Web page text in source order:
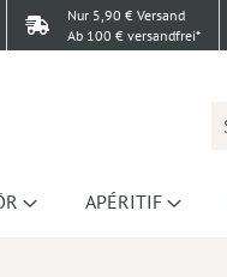
Nur 5,90 € Versand
Ab 100 € versandfrei*
APÉRITIF